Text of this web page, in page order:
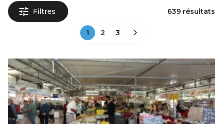
Filtres 639 résultats
1 2 3